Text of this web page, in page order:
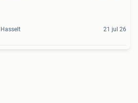
Hasselt 21 jul 26